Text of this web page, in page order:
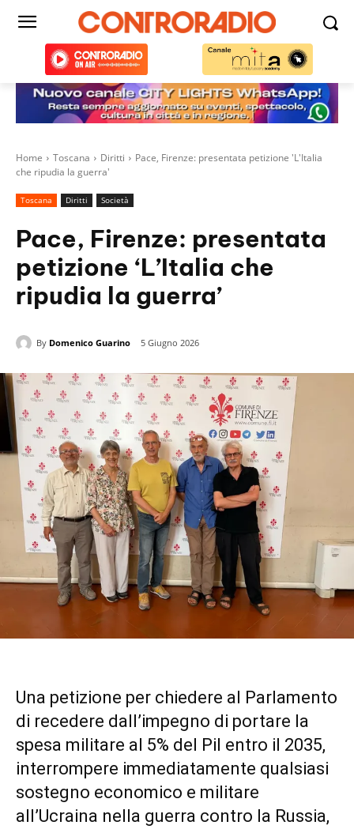
Home Toscana Diritti
Pace, Firenze: presentata petizione 'L'Italia
che ripudia la guerra'
Toscana Diritti Società
Pace, Firenze: presentata
petizione ‘L’Italia che
ripudia la guerra’
By Domenico Guarino 5 Giugno 2026
Una petizione per chiedere al Parlamento
di recedere dall’impegno di portare la
spesa militare al 5% del Pil entro il 2035,
interrompere immediatamente qualsiasi
sostegno economico e militare
all’Ucraina nella guerra contro la Russia,